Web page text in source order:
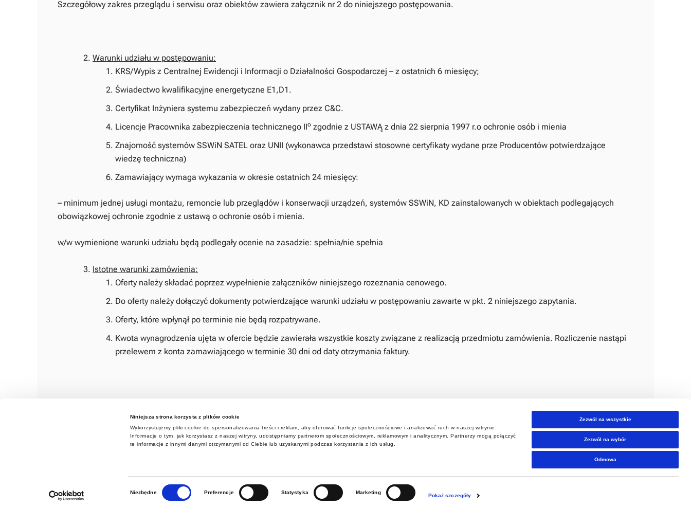
Niniejsza strona korzysta z plików cookie
Wykorzystujemy pliki cookie do spersonalizowania treści i reklam, aby oferować funkcje społecznościowe i analizować ruch w naszej witrynie.
Informacje o tym, jak korzystasz z naszej witryny, udostępniamy partnerom społecznościowym, reklamowym i analitycznym. Partnerzy mogą połączyć
te informacje z innymi danymi otrzymanymi od Ciebie lub uzyskanymi podczas korzystania z ich usług.
Niezbędne Preferencje Statystyka Marketing
Pokaż szczegóły
Zezwól na wszystkie
Zezwól na wybór
Odmowa
Szczegółowy zakres przeglądu i serwisu oraz obiektów zawiera załącznik nr 2 do niniejszego postępowania.
Warunki udziału w postępowaniu:
KRS/Wypis z Centralnej Ewidencji i Informacji o Działalności Gospodarczej – z ostatnich 6 miesięcy;
Świadectwo kwalifikacyjne energetyczne E1,D1.
Certyfikat Inżyniera systemu zabezpieczeń wydany przez C&C.
Licencje Pracownika zabezpieczenia technicznego IIo zgodnie z USTAWĄ z dnia 22 sierpnia 1997 r.o ochronie osób i mienia
Znajomość systemów SSWiN SATEL oraz UNII (wykonawca przedstawi stosowne certyfikaty wydane prze Producentów potwierdzające
wiedzę techniczna)
Zamawiający wymaga wykazania w okresie ostatnich 24 miesięcy:
– minimum jednej usługi montażu, remoncie lub przeglądów i konserwacji urządzeń, systemów SSWiN, KD zainstalowanych w obiektach podlegających
obowiązkowej ochronie zgodnie z ustawą o ochronie osób i mienia.
w/w wymienione warunki udziału będą podlegały ocenie na zasadzie: spełnia/nie spełnia
Istotne warunki zamówienia:
Oferty należy składać poprzez wypełnienie załączników niniejszego rozeznania cenowego.
Do oferty należy dołączyć dokumenty potwierdzające warunki udziału w postępowaniu zawarte w pkt. 2 niniejszego zapytania.
Oferty, które wpłynął po terminie nie będą rozpatrywane.
Kwota wynagrodzenia ujęta w ofercie będzie zawierała wszystkie koszty związane z realizacją przedmiotu zamówienia. Rozliczenie nastąpi
przelewem z konta zamawiającego w terminie 30 dni od daty otrzymania faktury.
Wybór najkorzystniejszej oferty nastąpi w oparciu o następujące kryteria: 100% cena za wykonanie przeglądów.
Ofertę należy złożyć w terminiedo 06.10.2025 roku.
Zał nr 1 formularz oferty KD, SSWIN.pdf 30/9/2025
Zał nr 2 opis przedmiotu zamowienia.pdf 30/9/2025